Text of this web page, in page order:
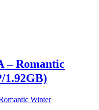
– Romantic
1.92GB)